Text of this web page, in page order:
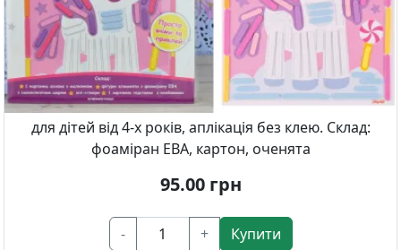
для дітей від 4-х років, аплікація без клею. Склад:
фоаміран ЕВА, картон, оченята
95.00грн
- + Купити